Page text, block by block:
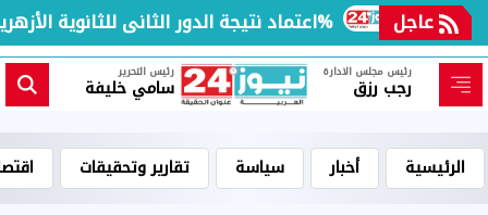
عاجل اعتماد نتيجة الدور الثانى للثانوية الأزهرية لمعاهد فلسطين بنسبة نجاح 97.7%
رئيس مجلس الادارة
رجب رزق
رئيس التحرير
سامي خليفة
الرئيسية أخبار سياسة تقارير وتحقيقات